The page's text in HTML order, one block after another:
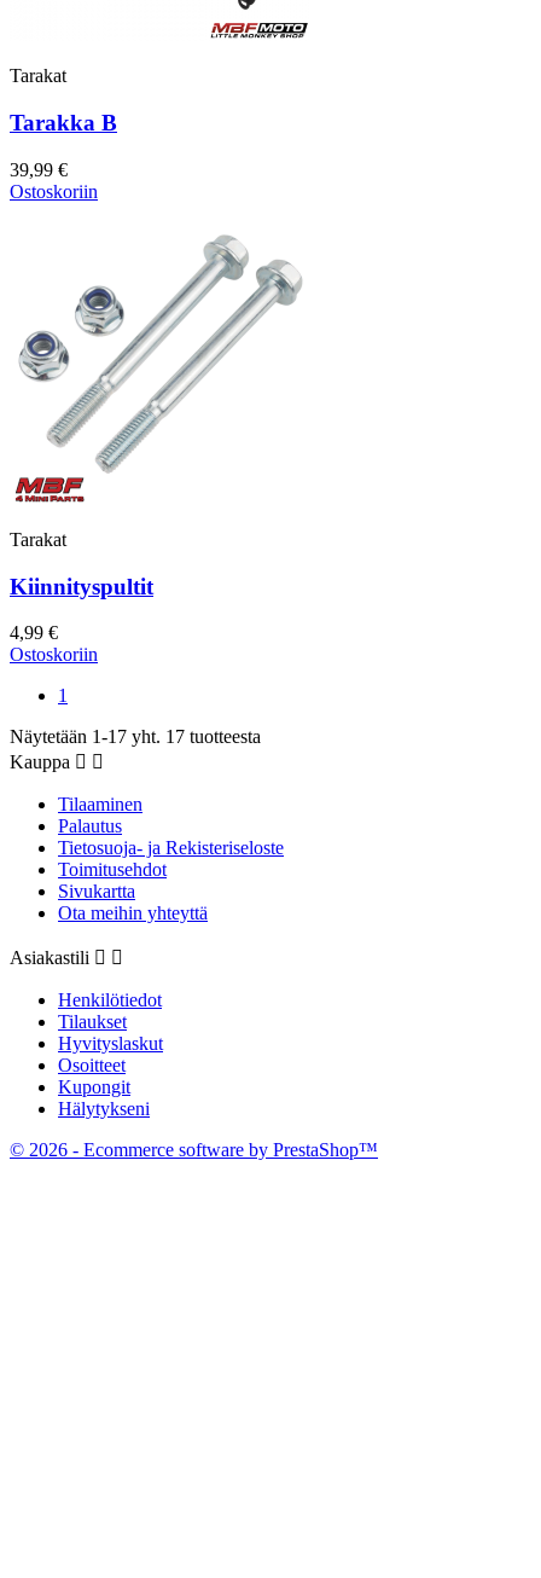
Tarakat
Tarakka B
39,99 €
Ostoskoriin
Tarakat
Kiinnityspultit
4,99 €
Ostoskoriin
1
Näytetään 1-17 yht. 17 tuotteesta
Kauppa  
Tilaaminen
Palautus
Tietosuoja- ja Rekisteriseloste
Toimitusehdot
Sivukartta
Ota meihin yhteyttä
Asiakastili  
Henkilötiedot
Tilaukset
Hyvityslaskut
Osoitteet
Kupongit
Hälytykseni
© 2026 - Ecommerce software by PrestaShop™